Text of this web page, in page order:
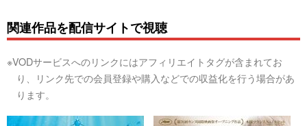
関連作品を配信サイトで視聴
※VODサービスへのリンクにはアフィリエイトタグが含まれてお
り、リンク先での会員登録や購入などでの収益化を行う場合があ
ります。